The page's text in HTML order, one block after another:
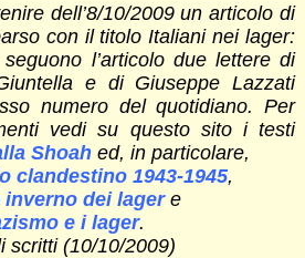
dell’8/10/2009 un articolo di
con il titolo Italiani nei lager:
l’articolo due lettere di
e di Giuseppe Lazzati
numero del quotidiano. Per
vedi su questo sito i testi
Shoah ed, in particolare,
clandestino 1943-1945,
inverno dei lager e
e i lager.
scritti (10/10/2009)